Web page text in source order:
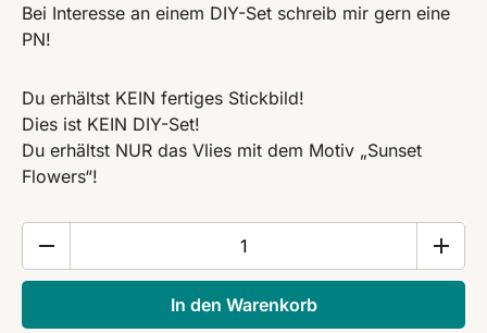
Bei Interesse an einem DIY-Set schreib mir gern eine
PN!
Du erhältst KEIN fertiges Stickbild!
Dies ist KEIN DIY-Set!
Du erhältst NUR das Vlies mit dem Motiv „Sunset
Flowers“!
Stitch
In den Warenkorb